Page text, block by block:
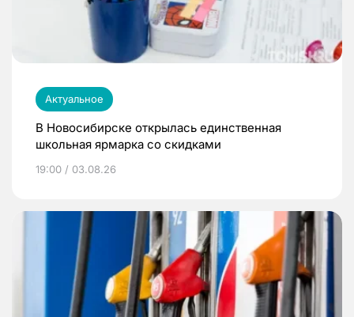
Актуальное
В Новосибирске открылась единственная
школьная ярмарка со скидками
19:00 / 03.08.26